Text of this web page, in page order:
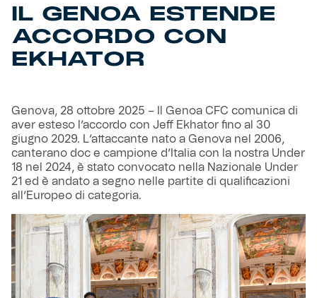
Gift Card Online Store
IL GENOA ESTENDE
ACCORDO CON
EKHATOR
Genova, 28 ottobre 2025 – Il Genoa CFC comunica di
aver esteso l’accordo con Jeff Ekhator fino al 30
giugno 2029. L’attaccante nato a Genova nel 2006,
canterano doc e campione d’Italia con la nostra Under
18 nel 2024, è stato convocato nella Nazionale Under
21 ed è andato a segno nelle partite di qualificazioni
all’Europeo di categoria.